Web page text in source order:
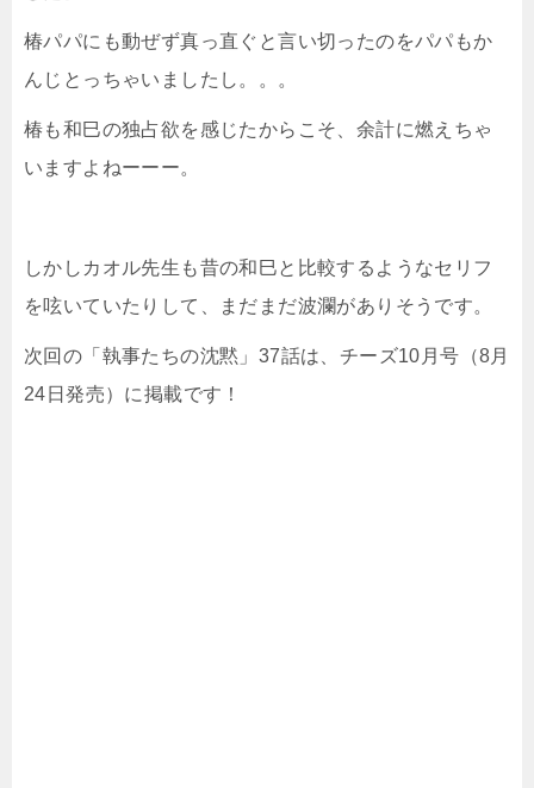
椿パパにも動ぜず真っ直ぐと言い切ったのをパパもか
んじとっちゃいましたし。。。
椿も和巳の独占欲を感じたからこそ、余計に燃えちゃ
いますよねーーー。
しかしカオル先生も昔の和巳と比較するようなセリフ
を呟いていたりして、まだまだ波瀾がありそうです。
次回の「執事たちの沈黙」37話は、チーズ10月号（8月
24日発売）に掲載です！